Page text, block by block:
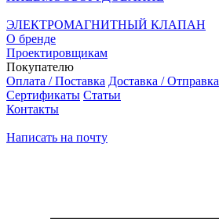
ЭЛЕКТРОМАГНИТНЫЙ КЛАПАН
О бренде
Проектировщикам
Покупателю
Оплата / Поставка Доставка / Отправка
Сертификаты Статьи
Контакты
Написать на почту